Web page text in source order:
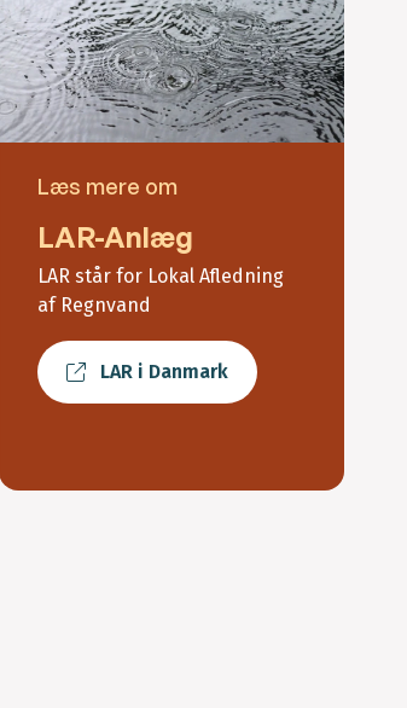
Læs mere om
LAR-Anlæg
LAR står for Lokal Afledning
af Regnvand
LAR i Danmark